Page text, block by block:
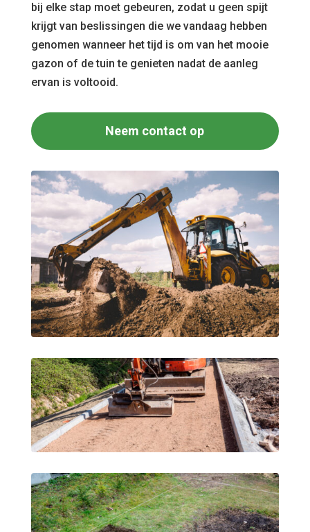
bij elke stap moet gebeuren, zodat u geen spijt
krijgt van beslissingen die we vandaag hebben
genomen wanneer het tijd is om van het mooie
gazon of de tuin te genieten nadat de aanleg
ervan is voltooid.
Neem contact op